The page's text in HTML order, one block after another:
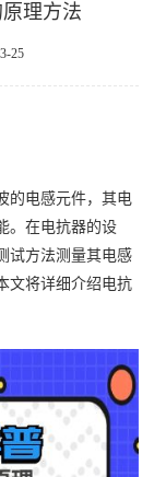
理方法
25
的电感元件，其电
。在电抗器的设
试方法测量其电感
文将详细介绍电抗